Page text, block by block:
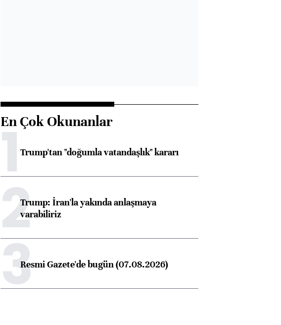
En Çok Okunanlar
1Trump'tan "doğumla vatandaşlık" kararı
2Trump: İran'la yakında anlaşmaya
varabiliriz
3Resmi Gazete'de bugün (07.08.2026)